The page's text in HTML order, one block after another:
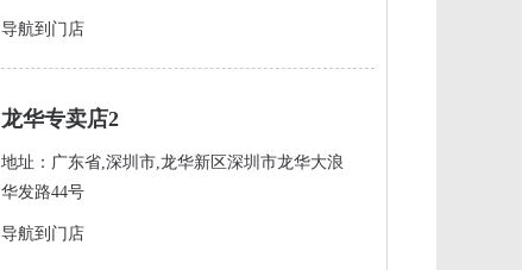
导航到门店
龙华专卖店2
地址：广东省,深圳市,龙华新区深圳市龙华大浪
华发路44号
导航到门店